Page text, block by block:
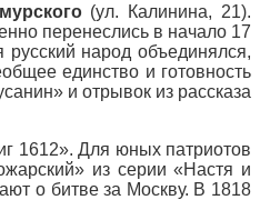
(ул. Калинина, 21).
перенеслись в начало 17
народ объединялся,
единство и готовность
и отрывок из рассказа
1612». Для юных патриотов
из серии «Настя и
о битве за Москву. В 1818